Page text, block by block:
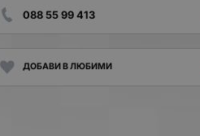
088 55 99 413
ДОБАВИ В ЛЮБИМИ